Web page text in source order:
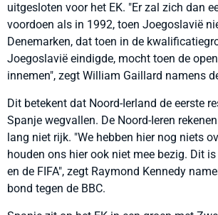
uitgesloten voor het EK. "Er zal zich dan
voordoen als in 1992, toen Joegoslavië
Denemarken, dat toen in de
Joegoslavië eindigde, mocht toen de
innemen", zegt William Gaillard namens
Dit betekent dat Noord-Ierland de eerste
Spanje wegvallen. De Noord-Ieren
lang niet rijk. "We hebben hier nog niets
houden ons hier ook niet mee bezig. Dit
en de FIFA", zegt Raymond Kennedy
bond tegen de BBC.